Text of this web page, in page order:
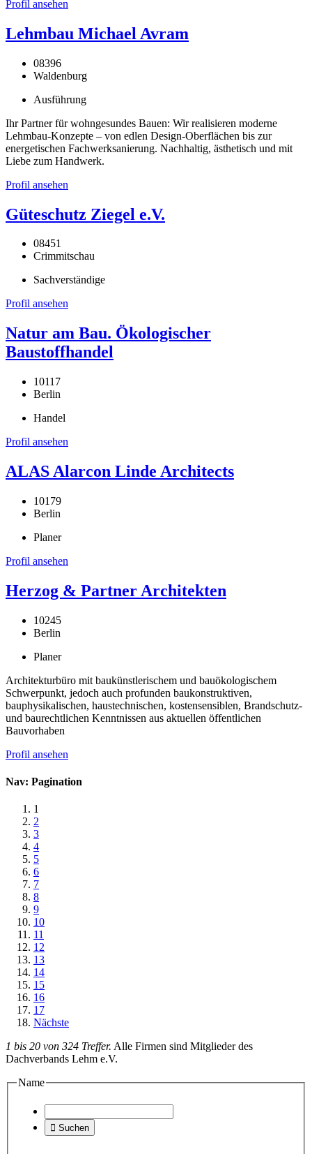
Profil ansehen
Lehmbau Michael Avram
08396
Waldenburg
Ausführung
Ihr Partner für wohngesundes Bauen: Wir realisieren moderne
Lehmbau-Konzepte – von edlen Design-Oberflächen bis zur
energetischen Fachwerksanierung. Nachhaltig, ästhetisch und mit
Liebe zum Handwerk.
Profil ansehen
Güteschutz Ziegel e.V.
08451
Crimmitschau
Sachverständige
Profil ansehen
Natur am Bau. Ökologischer
Baustoffhandel
10117
Berlin
Handel
Profil ansehen
ALAS Alarcon Linde Architects
10179
Berlin
Planer
Profil ansehen
Herzog & Partner Architekten
10245
Berlin
Planer
Architekturbüro mit baukünstlerischem und bauökologischem
Schwerpunkt, jedoch auch profunden baukonstruktiven,
bauphysikalischen, haustechnischen, kostensensiblen, Brandschutz-
und baurechtlichen Kenntnissen aus aktuellen öffentlichen
Bauvorhaben
Profil ansehen
Nav: Pagination
1
2
3
4
5
6
7
8
9
10
11
12
13
14
15
16
17
Nächste
1 bis 20 von 324 Treffer. Alle Firmen sind Mitglieder des
Dachverbands Lehm e.V.
Name
 Suchen